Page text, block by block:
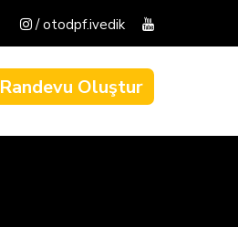
/ otodpf.ivedik
Randevu Oluştur